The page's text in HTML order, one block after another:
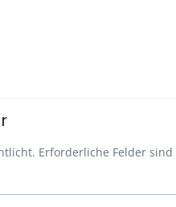
Erforderliche Felder